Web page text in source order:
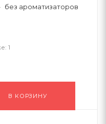
без ароматизаторов
1
В КОРЗИНУ